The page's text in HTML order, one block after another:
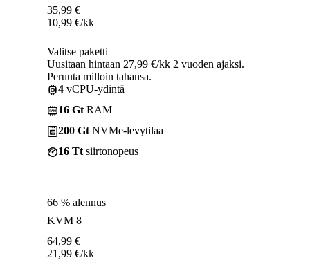
35,99 €
10,99 €/kk
Valitse paketti
Uusitaan hintaan 27,99 €/kk 2 vuoden ajaksi.
Peruuta milloin tahansa.
4 vCPU-ydintä
16 Gt RAM
200 Gt NVMe-levytilaa
16 Tt siirtonopeus
66 % alennus
KVM 8
64,99 €
21,99 €/kk